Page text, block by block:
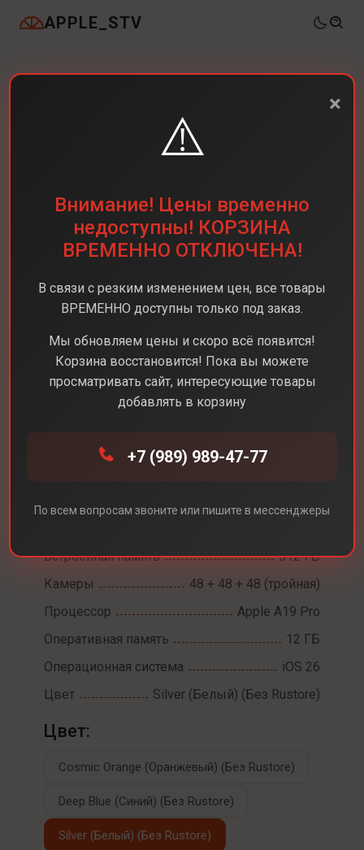
APPLE_STV
iPhone 17 Pro
Встроенная память
512 ГБ
Камеры
48 + 48 + 48 (тройная)
Процессор
Apple A19 Pro
Оперативная память
12 ГБ
Операционная система
iOS 26
Цвет
Silver (Белый) (Без Rustore)
Цвет:
Cosmic Orange (Оранжевый) (Без Rustore)
Deep Blue (Синий) (Без Rustore)
Silver (Белый) (Без Rustore)
×
⚠️
Внимание! Цены временно
недоступны! КОРЗИНА
ВРЕМЕННО ОТКЛЮЧЕНА!
В связи с резким изменением цен, все товары
ВРЕМЕННО доступны только под заказ.
Мы обновляем цены и скоро всё появится!
Корзина восстановится! Пока вы можете
просматривать сайт, интересующие товары
добавлять в корзину
+7 (989) 989-47-77
По всем вопросам звоните или пишите в мессенджеры